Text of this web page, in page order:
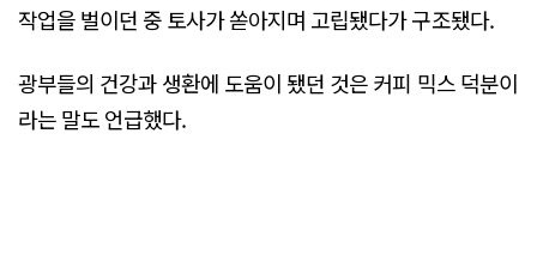
작업을 벌이던 중 토사가 쏟아지며 고립됐다가 구조됐다.
광부들의 건강과 생환에 도움이 됐던 것은 커피 믹스 덕분이
라는 말도 언급했다.